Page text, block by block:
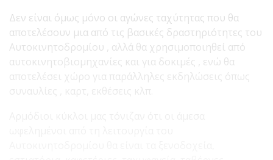
Δεν είναι όμως μόνο οι αγώνες ταχύτητας που θα
αποτελέσουν μια από τις βασικές δραστηριότητες του
Αυτοκινητοδρομίου , αλλά θα χρησιμοποιηθεί από
αυτοκινητοβιομηχανίες και για δοκιμές , ενώ θα
αποτελέσει χώρο για παράλληλες εκδηλώσεις όπως